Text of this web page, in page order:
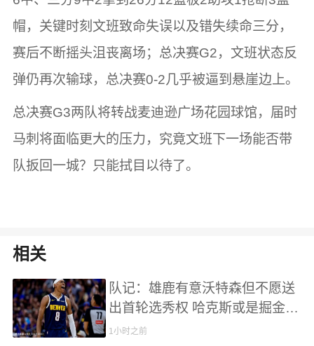
帽，关键时刻文班致命失误以及错失续命三分，
赛后不断摇头沮丧离场；总决赛G2，文班状态反
弹仍再次输球，总决赛0-2几乎被逼到悬崖边上。
总决赛G3两队将转战麦迪逊广场花园球馆，届时
马刺将面临更大的压力，究竟文班下一场能否带
队扳回一城？只能拭目以待了。
相关
队记：雄鹿有意沃特森但不愿送
出首轮选秀权 哈克斯或是掘金心
仪对象但交易复杂
1小时之前